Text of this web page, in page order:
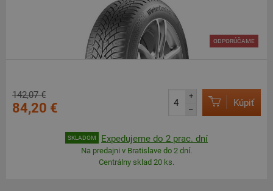
ODPORÚČAME
142,07 €
84,20 €
+
–
Kúpiť
SKLADOM Expedujeme do 2 prac. dní
Na predajni v Bratislave do 2 dní.
Centrálny sklad 20 ks.